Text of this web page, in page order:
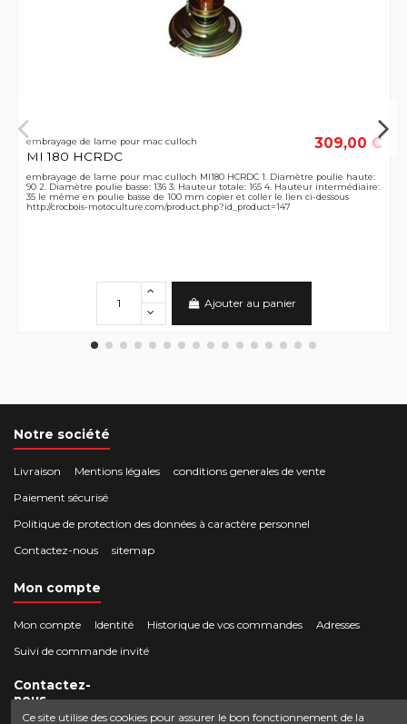
embrayage de lame pour mac culloch
MI 180 HCRDC
309,00 €
embrayage de lame pour mac culloch MI180 HCRDC 1. Diamètre poulie haute:
90 2. Diamètre poulie basse: 136 3. Hauteur totale: 165 4. Hauteur intermédiaire:
35 le même en poulie basse de 100 mm copier et coller le lien ci-dessous
http://crocbois-motoculture.com/product.php?id_product=147
Ajouter au panier
Notre société
Livraison Mentions légales
conditions generales de vente
Paiement sécurisé
Politique de protection des données à caractère personnel
Contactez-nous
sitemap
Mon compte
Mon compte Identité Historique de vos commandes
Adresses
Suivi de commande invité
Contactez-
nous
Ce site utilise des cookies pour assurer le bon fonctionnement de la